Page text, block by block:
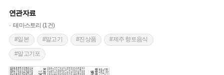
연관자료
테마스토리 (1건)
#일본
#말고기 #진상품 #제주 향토음식
#말고기포